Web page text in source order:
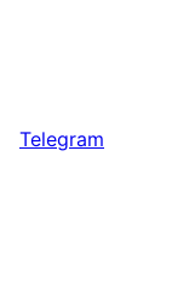
Telegram